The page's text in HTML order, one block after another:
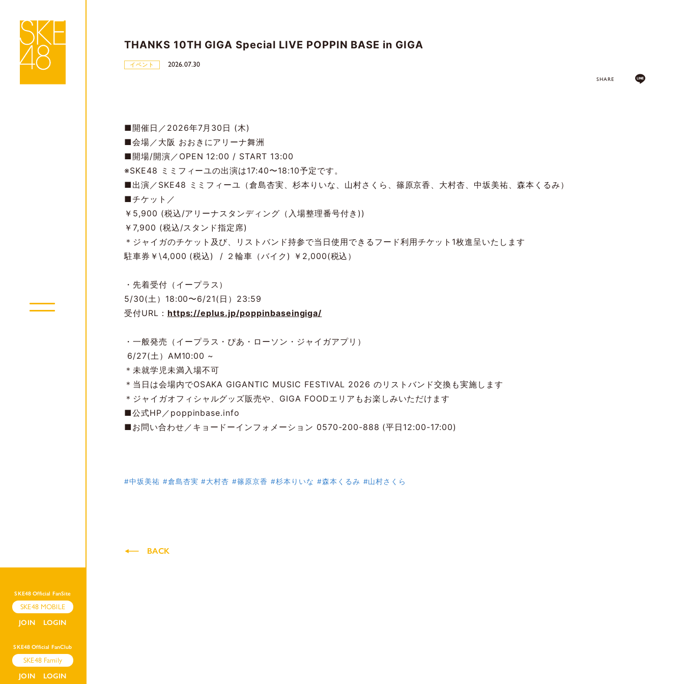
SKE48 Official FanSite
SKE48 MOBILE
JOIN
LOGIN
SKE48 Official FanClub
SKE48 Family
JOIN
LOGIN
THANKS 10TH GIGA Special LIVE POPPIN BASE in GIGA
イベント 2026.07.30
SHARE
■開催日／2026年7月30日 (木)
■会場／大阪 おおきにアリーナ舞洲
■開場/開演／OPEN 12:00 / START 13:00
※SKE48 ミミフィーユの出演は17:40〜18:10予定です。
■出演／SKE48 ミミフィーユ（倉島杏実、杉本りいな、山村さくら、篠原京香、大村杏、中坂美祐、森本くるみ）
■チケット／
￥5,900 (税込/アリーナスタンディング（⼊場整理番号付き))
￥7,900 (税込/スタンド指定席)
＊ジャイガのチケット及び、リストバンド持参で当⽇使⽤できるフード利⽤チケット1枚進呈いたします
駐⾞券￥\4,000 (税込) / ２輪⾞（バイク) ￥2,000(税込）
・先着受付（イープラス）
5/30(⼟）18:00〜6/21(⽇）23:59
受付URL： https://eplus.jp/poppinbaseingiga/
・⼀般発売（イープラス・ぴあ・ローソン・ジャイガアプリ）
6/27(⼟）AM10:00 ~
＊未就学児未満⼊場不可
＊当⽇は会場内でOSAKA GIGANTIC MUSIC FESTIVAL 2026 のリストバンド交換も実施します
＊ジャイガオフィシャルグッズ販売や、GIGA FOODエリアもお楽しみいただけます
■公式HP／poppinbase.info
■お問い合わせ／キョードーインフォメーション 0570-200-888 (平⽇12:00-17:00)
#中坂美祐 #倉島杏実 #大村杏 #篠原京香 #杉本りいな #森本くるみ #山村さくら
BACK